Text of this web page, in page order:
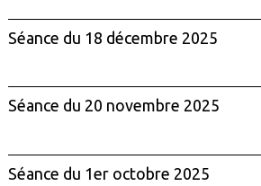
Séance du 18 décembre 2025
Séance du 20 novembre 2025
Séance du 1er octobre 2025